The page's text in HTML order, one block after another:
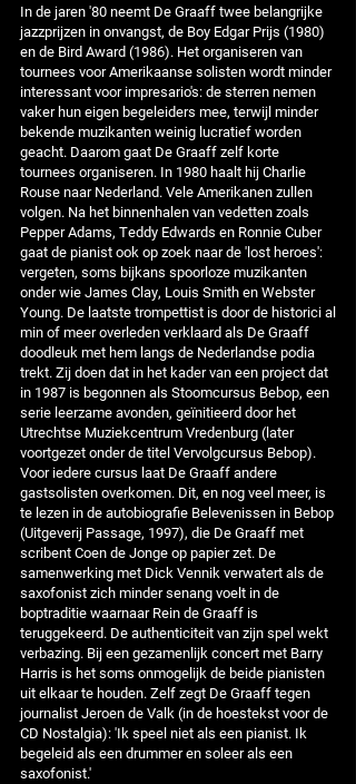
In de jaren '80 neemt De Graaff twee belangrijke
jazzprijzen in onvangst, de Boy Edgar Prijs (1980)
en de Bird Award (1986). Het organiseren van
tournees voor Amerikaanse solisten wordt minder
interessant voor impresario's: de sterren nemen
vaker hun eigen begeleiders mee, terwijl minder
bekende muzikanten weinig lucratief worden
geacht. Daarom gaat De Graaff zelf korte
tournees organiseren. In 1980 haalt hij Charlie
Rouse naar Nederland. Vele Amerikanen zullen
volgen. Na het binnenhalen van vedetten zoals
Pepper Adams, Teddy Edwards en Ronnie Cuber
gaat de pianist ook op zoek naar de 'lost heroes':
vergeten, soms bijkans spoorloze muzikanten
onder wie James Clay, Louis Smith en Webster
Young. De laatste trompettist is door de historici al
min of meer overleden verklaard als De Graaff
doodleuk met hem langs de Nederlandse podia
trekt. Zij doen dat in het kader van een project dat
in 1987 is begonnen als Stoomcursus Bebop, een
serie leerzame avonden, geïnitieerd door het
Utrechtse Muziekcentrum Vredenburg (later
voortgezet onder de titel Vervolgcursus Bebop).
Voor iedere cursus laat De Graaff andere
gastsolisten overkomen. Dit, en nog veel meer, is
te lezen in de autobiografie Belevenissen in Bebop
(Uitgeverij Passage, 1997), die De Graaff met
scribent Coen de Jonge op papier zet. De
samenwerking met Dick Vennik verwatert als de
saxofonist zich minder senang voelt in de
boptraditie waarnaar Rein de Graaff is
teruggekeerd. De authenticiteit van zijn spel wekt
verbazing. Bij een gezamenlijk concert met Barry
Harris is het soms onmogelijk de beide pianisten
uit elkaar te houden. Zelf zegt De Graaff tegen
journalist Jeroen de Valk (in de hoestekst voor de
CD Nostalgia): 'Ik speel niet als een pianist. Ik
begeleid als een drummer en soleer als een
saxofonist.'